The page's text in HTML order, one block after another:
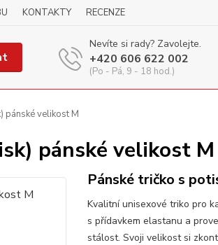
KONTAKTY RECENZE
Nevíte si rady? Zavolejte.
+420 606 622 002
(Po - Pá, 9 - 18 hod.)
pánské velikost M
pánské velikost M
Pánské tričko s
Kvalitní unisexové triko pro
s přídavkem elastanu a
stálost. Svoji velikost si